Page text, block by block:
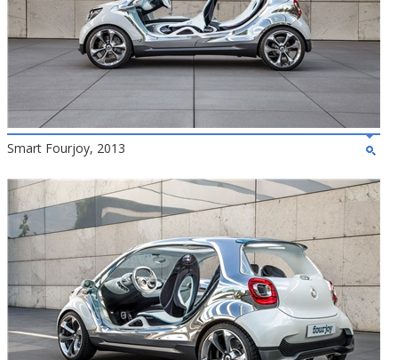
Smart Fourjoy, 2013